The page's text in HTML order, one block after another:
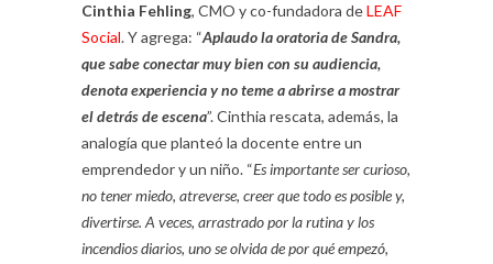
Cinthia Fehling, CMO y co-fundadora deLEAF
Social. Y agrega: “Aplaudo la oratoria de Sandra,
que sabe conectar muy bien con su audiencia,
denota experiencia y no teme a abrirse a mostrar
el detrás de escena”. Cinthia rescata, además, la
analogía que planteó la docente entre un
emprendedor y un niño. “Es importante ser curioso,
no tener miedo, atreverse, creer que todo es posible y,
divertirse. A veces, arrastrado por la rutina y los
incendios diarios, uno se olvida de por qué empezó,